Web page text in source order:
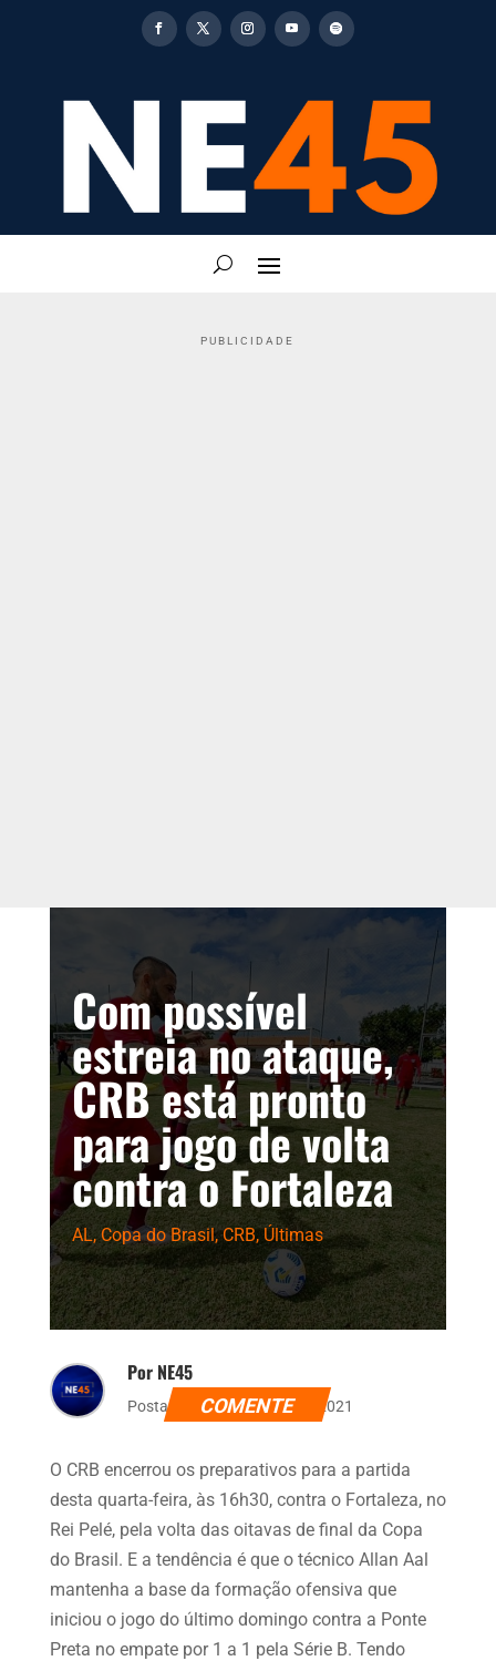
PUBLICIDADE
Com possível
estreia no ataque,
CRB está pronto
para jogo de volta
contra o Fortaleza
AL,Copa do Brasil,CRB,Últimas
Por NE45
Postado dia 2 de agosto de 2021
COMENTE
O CRB encerrou os preparativos para a partida
desta quarta-feira, às 16h30, contra o Fortaleza, no
Rei Pelé, pela volta das oitavas de final da Copa
do Brasil. E a tendência é que o técnico Allan Aal
mantenha a base da formação ofensiva que
iniciou o jogo do último domingo contra a Ponte
Preta no empate por 1 a 1 pela Série B. Tendo